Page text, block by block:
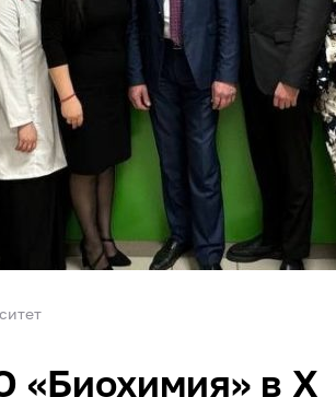
«Биохимия» в Х